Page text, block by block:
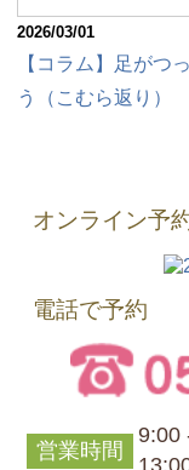
2026/03/01
【コラム】足がつ
う（こむら返り）
オンライン予
電話で予約
営業時間
9:00